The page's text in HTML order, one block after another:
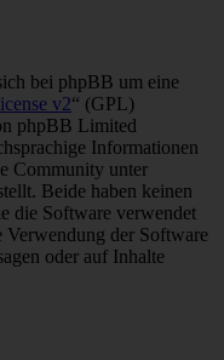
bei phpBB um eine
v2“ (GPL)
phpBB Limited
Informationen
Community unter
Beide haben keinen
die Software verwendet
Verwendung der Software
oder auf Inhalte